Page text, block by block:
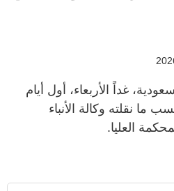
غداً الأربعاء، أول أيام
نقلته وكالة الأنباء
العليا.